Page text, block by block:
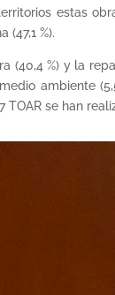
estas
(47,1 %).
(40,4 %) y la
ambiente
se han